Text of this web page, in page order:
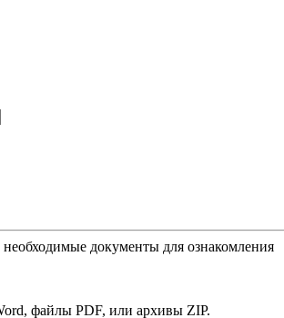
документы для ознакомления
файлы PDF, или архивы ZIP.